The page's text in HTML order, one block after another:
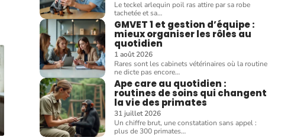
Le teckel arlequin poil ras attire par sa robe
tachetée et sa…
GMVET 1 et gestion d’équipe :
mieux organiser les rôles au
quotidien
1 août 2026
Rares sont les cabinets vétérinaires où la routine
ne dicte pas encore…
Ape care au quotidien :
routines de soins qui changent
la vie des primates
31 juillet 2026
Un chiffre brut, une constatation sans appel :
plus de 300 primates…